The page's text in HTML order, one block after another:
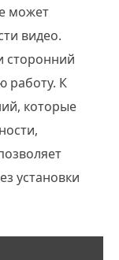
может
видео.
сторонний
работу. К
которые
установки